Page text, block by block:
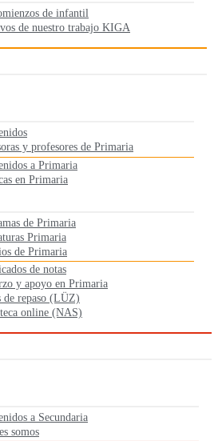
de infantil
de nuestro trabajo KIGA
y profesores de Primaria
a Primaria
en Primaria
de Primaria
Primaria
de Primaria
de notas
y apoyo en Primaria
de repaso (LÜZ)
online (NAS)
a Secundaria
somos